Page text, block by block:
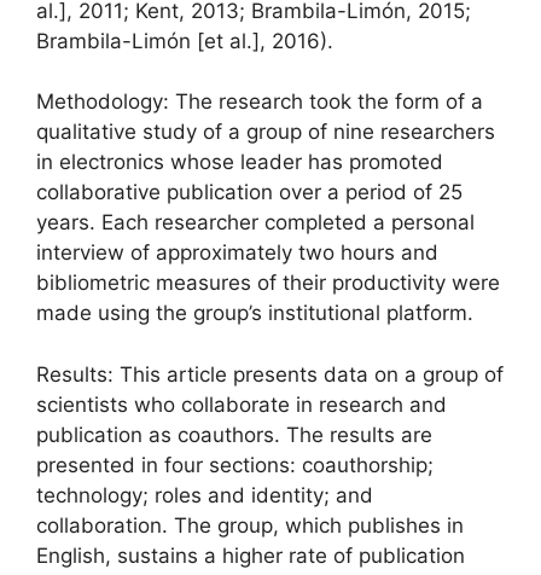
al.], 2011; Kent, 2013; Brambila-Limón, 2015;
Brambila-Limón [et al.], 2016).
Methodology: The research took the form of a
qualitative study of a group of nine researchers
in electronics whose leader has promoted
collaborative publication over a period of 25
years. Each researcher completed a personal
interview of approximately two hours and
bibliometric measures of their productivity were
made using the group’s institutional platform.
Results: This article presents data on a group of
scientists who collaborate in research and
publication as coauthors. The results are
presented in four sections: coauthorship;
technology; roles and identity; and
collaboration. The group, which publishes in
English, sustains a higher rate of publication